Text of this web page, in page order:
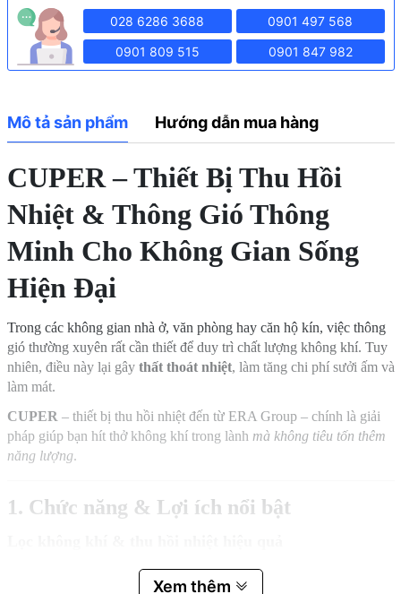
028 6286 3688 0901 497 568
0901 809 515 0901 847 982
Mô tả sản phẩm Hướng dẫn mua hàng
CUPER – Thiết Bị Thu Hồi
Nhiệt & Thông Gió Thông
Minh Cho Không Gian Sống
Hiện Đại
Trong các không gian nhà ở, văn phòng hay căn hộ kín, việc thông
gió thường xuyên rất cần thiết để duy trì chất lượng không khí. Tuy
nhiên, điều này lại gây thất thoát nhiệt, làm tăng chi phí sưởi ấm và
làm mát.
CUPER – thiết bị thu hồi nhiệt đến từ ERA Group – chính là giải
pháp giúp bạn hít thở không khí trong lành mà không tiêu tốn thêm
năng lượng.
1. Chức năng & Lợi ích nổi bật
Loại bỏ bụi, phấn hoa, dị ứng và các tạp chất trong không khí.
Xem thêm